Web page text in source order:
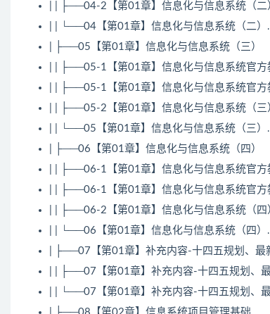
| | ├──04-2【第01章】信息化与信息系统（
| | └──04【第01章】信息化与信息系统（二
| ├──05【第01章】信息化与信息系统（三）
| | ├──05-1【第01章】信息化与信息系统官
| | ├──05-1【第01章】信息化与信息系统官
| | ├──05-2【第01章】信息化与信息系统（
| | └──05【第01章】信息化与信息系统（三
| ├──06【第01章】信息化与信息系统（四）
| | ├──06-1【第01章】信息化与信息系统官
| | ├──06-1【第01章】信息化与信息系统官
| | ├──06-2【第01章】信息化与信息系统（
| | └──06【第01章】信息化与信息系统（四
| ├──07【第01章】补充内容-十四五规划、最
| | ├──07【第01章】补充内容-十四五规划、
| | └──07【第01章】补充内容-十四五规划、